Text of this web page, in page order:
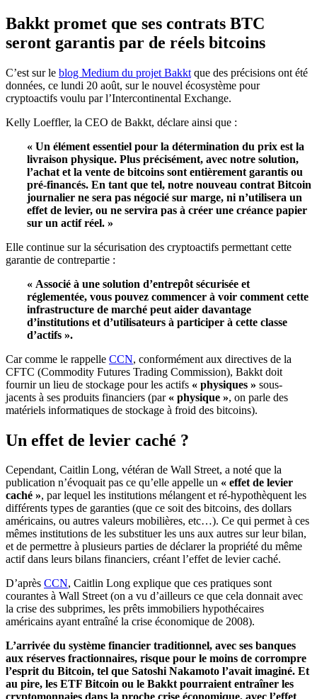
Bakkt promet que ses contrats BTC
seront garantis par de réels bitcoins
C’est sur le blog Medium du projet Bakkt que des précisions ont été
données, ce lundi 20 août, sur le nouvel écosystème pour
cryptoactifs voulu par l’Intercontinental Exchange.
Kelly Loeffler, la CEO de Bakkt, déclare ainsi que :
« Un élément essentiel pour la détermination du prix est la
livraison physique. Plus précisément, avec notre solution,
l’achat et la vente de bitcoins sont entièrement garantis ou
pré-financés. En tant que tel, notre nouveau contrat Bitcoin
journalier ne sera pas négocié sur marge, ni n’utilisera un
effet de levier, ou ne servira pas à créer une créance papier
sur un actif réel. »
Elle continue sur la sécurisation des cryptoactifs permettant cette
garantie de contrepartie :
« Associé à une solution d’entrepôt sécurisée et
réglementée, vous pouvez commencer à voir comment cette
infrastructure de marché peut aider davantage
d’institutions et d’utilisateurs à participer à cette classe
d’actifs ».
Car comme le rappelle CCN, conformément aux directives de la
CFTC (Commodity Futures Trading Commission), Bakkt doit
fournir un lieu de stockage pour les actifs « physiques » sous-
jacents à ses produits financiers (par « physique », on parle des
matériels informatiques de stockage à froid des bitcoins).
Un effet de levier caché ?
Cependant, Caitlin Long, vétéran de Wall Street, a noté que la
publication n’évoquait pas ce qu’elle appelle un « effet de levier
caché », par lequel les institutions mélangent et ré-hypothèquent les
différents types de garanties (que ce soit des bitcoins, des dollars
américains, ou autres valeurs mobilières, etc…). Ce qui permet à ces
mêmes institutions de les substituer les uns aux autres sur leur bilan,
et de permettre à plusieurs parties de déclarer la propriété du même
actif dans leurs bilans financiers, créant l’effet de levier caché.
D’après CCN, Caitlin Long explique que ces pratiques sont
courantes à Wall Street (on a vu d’ailleurs ce que cela donnait avec
la crise des subprimes, les prêts immobiliers hypothécaires
américains ayant entraîné la crise économique de 2008).
L’arrivée du système financier traditionnel, avec ses banques
aux réserves fractionnaires, risque pour le moins de corrompre
l’esprit du Bitcoin, tel que Satoshi Nakamoto l’avait imaginé. Et
au pire, les ETF Bitcoin ou le Bakktpourraient entraîner les